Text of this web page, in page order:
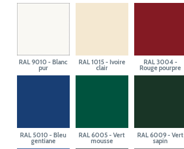
RAL 9010 - Blanc
pur
RAL 1015 - Ivoire
clair
RAL 3004 -
Rouge pourpre
RAL 5010 - Bleu
gentiane
RAL 6005 - Vert
mousse
RAL 6009 - Vert
sapin